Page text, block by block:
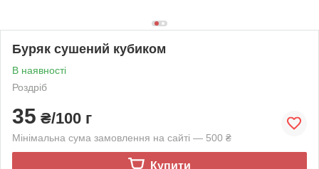
Буряк сушений кубиком
В наявності
Роздріб
35 ₴/100 г
Мінімальна сума замовлення на сайті — 500 ₴
Купити